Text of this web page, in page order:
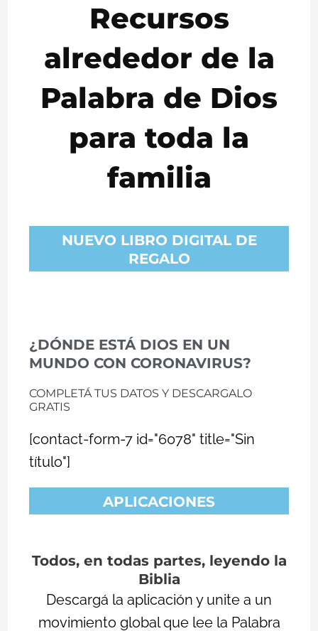
Recursos
alrededor de la
Palabra de Dios
para toda la
familia
NUEVO LIBRO DIGITAL DE
REGALO
¿DÓNDE ESTÁ DIOS EN UN
MUNDO CON CORONAVIRUS?​​
COMPLETÁ TUS DATOS Y DESCARGALO
GRATIS
[contact-form-7 id="6078" title="Sin
título"]
APLICACIONES
Todos, en todas partes, leyendo la
Biblia
Descargá la aplicación y unite a un
movimiento global que lee la Palabra
tiempo